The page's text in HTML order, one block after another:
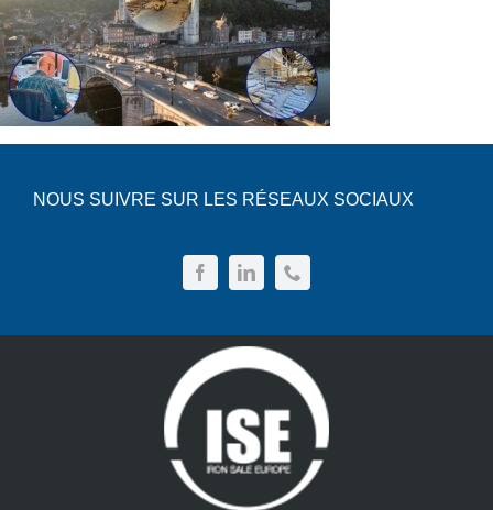
NOUS SUIVRE SUR LES RÉSEAUX SOCIAUX